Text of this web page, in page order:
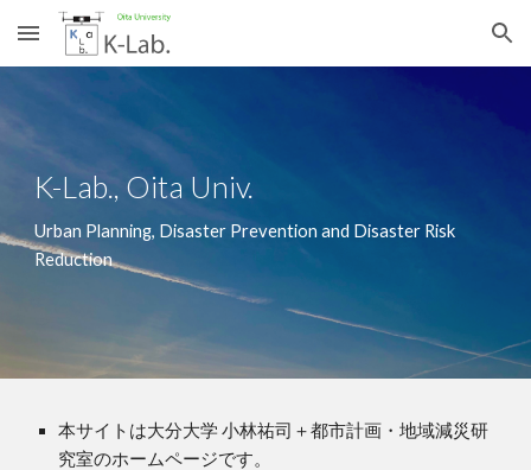
Skip to main content Skip to navigation
K-Lab., Oita Univ.
Urban Planning, Disaster Prevention and Disaster Risk
Reduction
本サイトは大分大学 小林祐司＋都市計画・地域減災研
究室のホームページです。